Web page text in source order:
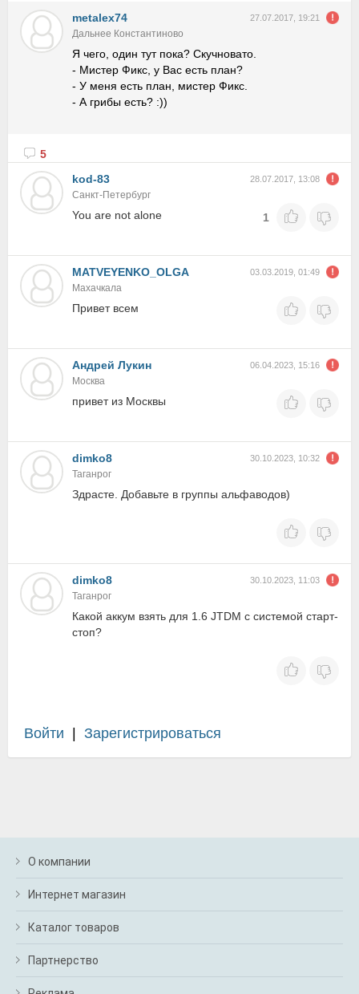
metalex74 27.07.2017, 19:21
Дальнее Константиново
Я чего, один тут пока? Скучновато.
- Мистер Фикс, у Вас есть план?
- У меня есть план, мистер Фикс.
- А грибы есть? :))
5
kod-83
28.07.2017, 13:08
Санкт-Петербург
You are not alone 1
MATVEYENKO_OLGA 03.03.2019, 01:49
Махачкала
Привет всем
Андрей Лукин 06.04.2023, 15:16
Москва
привет из Москвы
dimko8 30.10.2023, 10:32
Таганрог
Здрасте. Добавьте в группы альфаводов)
dimko8 30.10.2023, 11:03
Таганрог
Какой аккум взять для 1.6 JTDM с системой старт-
стоп?
Войти Зарегистрироваться
О компании
Интернет магазин
Каталог товаров
Партнерство